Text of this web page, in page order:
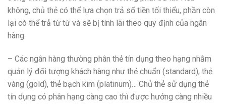
không, chủ thẻ có thể lựa chọn trả số tiền tối thiểu, phần còn
lại có thể trả từ từ và sẽ bị tính lãi theo quy định của ngân
hàng.
– Các ngân hàng thường phân thẻ tín dụng theo hạng nhằm
quản lý đối tượng khách hàng như thẻ chuẩn (standard), thẻ
vàng (gold), thẻ bạch kim (platinum)… Chủ thẻ sử dụng thẻ
tín dụng có phân hạng càng cao thì được hưởng càng nhiều